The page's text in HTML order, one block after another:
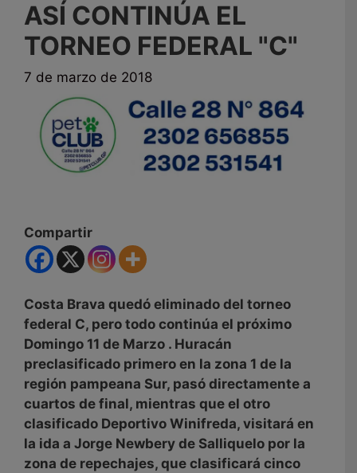
ASÍ CONTINÚA EL
TORNEO FEDERAL "C"
7 de marzo de 2018
Compartir
Costa Brava quedó eliminado del torneo
federal C, pero todo continúa el próximo
Domingo 11 de Marzo . Huracán
preclasificado primero en la zona 1 de la
región pampeana Sur, pasó directamente a
cuartos de final, mientras que el otro
clasificado Deportivo Winifreda, visitará en
la ida a Jorge Newbery de Salliquelo por la
zona de repechajes, que clasificará cinco